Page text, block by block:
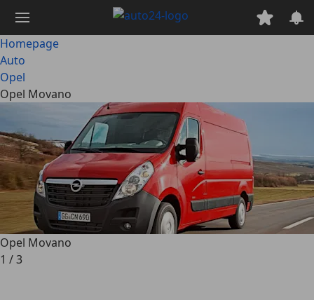
naar
hoofdinhoud
Homepage
Auto
Opel
Opel Movano
Opel Movano
1 /3